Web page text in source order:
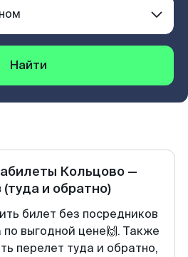
Найти
Кольцово —
(туда и обратно)
билет без посредников
по выгодной цене🙌. Также
перелет туда и обратно,